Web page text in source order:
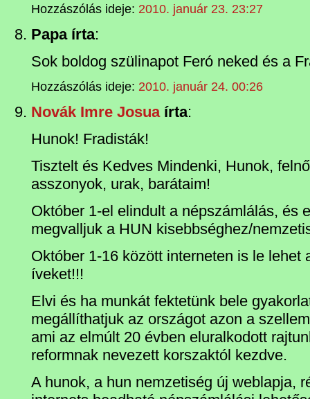
Hozzászólás ideje: 2010. január 23. 23:27
Papa írta:
Sok boldog szülinapot Feró neked és a
Hozzászólás ideje: 2010. január 24. 00:26
Novák Imre Josuaírta:
Hunok! Fradisták!
Tisztelt és Kedves Mindenki, Hunok,
asszonyok, urak, barátaim!
Október 1-el elindult a népszámlálás, és
megvalljuk a HUN kisebbséghez/
Október 1-16 között interneten is le lehet
íveket!!!
Elvi és ha munkát fektetünk bele
megállíthatjuk az országot azon a
ami az elmúlt 20 évben eluralkodott
reformnak nevezett korszaktól kezdve.
A hunok, a hun nemzetiség új weblapja,